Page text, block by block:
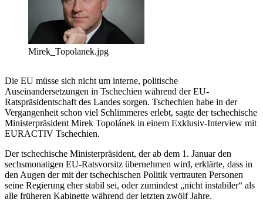
Mirek_Topolanek.jpg
Die EU müsse sich nicht um interne, politische
Auseinandersetzungen in Tschechien während der EU-
Ratspräsidentschaft des Landes sorgen. Tschechien habe in der
Vergangenheit schon viel Schlimmeres erlebt, sagte der tschechische
Ministerpräsident Mirek Topolánek in einem Exklusiv-Interview mit
EURACTIV Tschechien.
Der tschechische Ministerpräsident, der ab dem 1. Januar den
sechsmonatigen EU-Ratsvorsitz übernehmen wird, erklärte, dass in
den Augen der mit der tschechischen Politik vertrauten Personen
seine Regierung eher stabil sei, oder zumindest „nicht instabiler“ als
alle früheren Kabinette während der letzten zwölf Jahre.